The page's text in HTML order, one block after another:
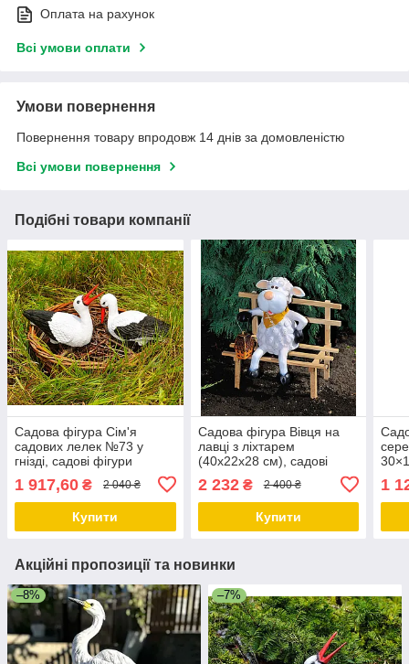
Оплата на рахунок
Всі умови оплати
Умови повернення
Повернення товару впродовж 14 днів за домовленістю
Всі умови повернення
Подібні товари компанії
Садова фігура Сім'я
садових лелек №73 у
гнізді, садові фігури
садово паркові скульптури
лелеки, лелеки для
1 917,60 ₴ 2 040 ₴
Купити
Садова фігура Вівця на
лавці з ліхтарем
(40х22х28 см), садові
садово-паркові фігури
2 232₴ 2 400 ₴
Купити
1
Акційні пропозиції та новинки
–8% –7%